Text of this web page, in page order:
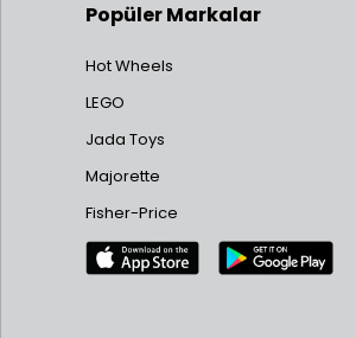
Popüler Markalar
Hot Wheels
LEGO
Jada Toys
Majorette
Fisher-Price